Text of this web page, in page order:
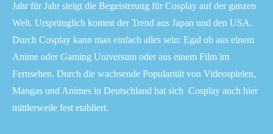
Jahr für Jahr steigt die Begeisterung für Cosplay auf der ganzen
Welt. Ursprünglich kommt der Trend aus Japan und den USA.
Durch Cosplay kann man einfach alles sein: Egal ob aus einem
Anime oder Gaming Universum oder aus einem Film im
Fernsehen. Durch die wachsende Popularität von Videospielen,
Mangas und Animes in Deutschland hat sich Cosplay auch hier
mittlerweile fest etabliert.